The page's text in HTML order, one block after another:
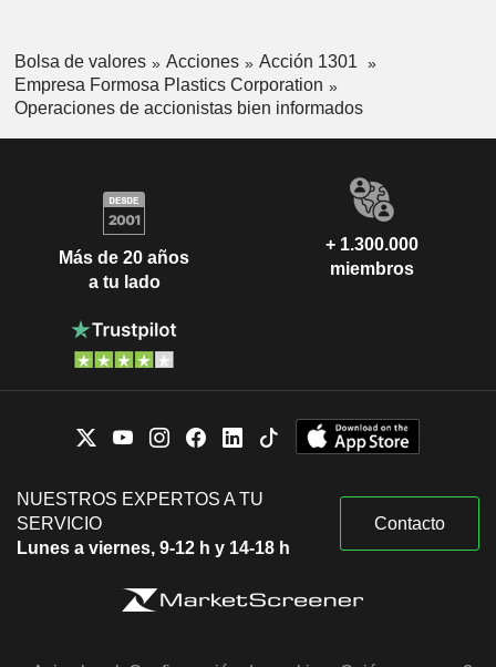
Bolsa de valores Acciones
Acción 1301
Empresa Formosa Plastics Corporation
Operaciones de accionistas bien informados
Más de 20 años
a tu lado
+ 1.300.000
miembros
NUESTROS EXPERTOS A TU
SERVICIO
Lunes a viernes, 9-12 h y 14-18 h
Contacto